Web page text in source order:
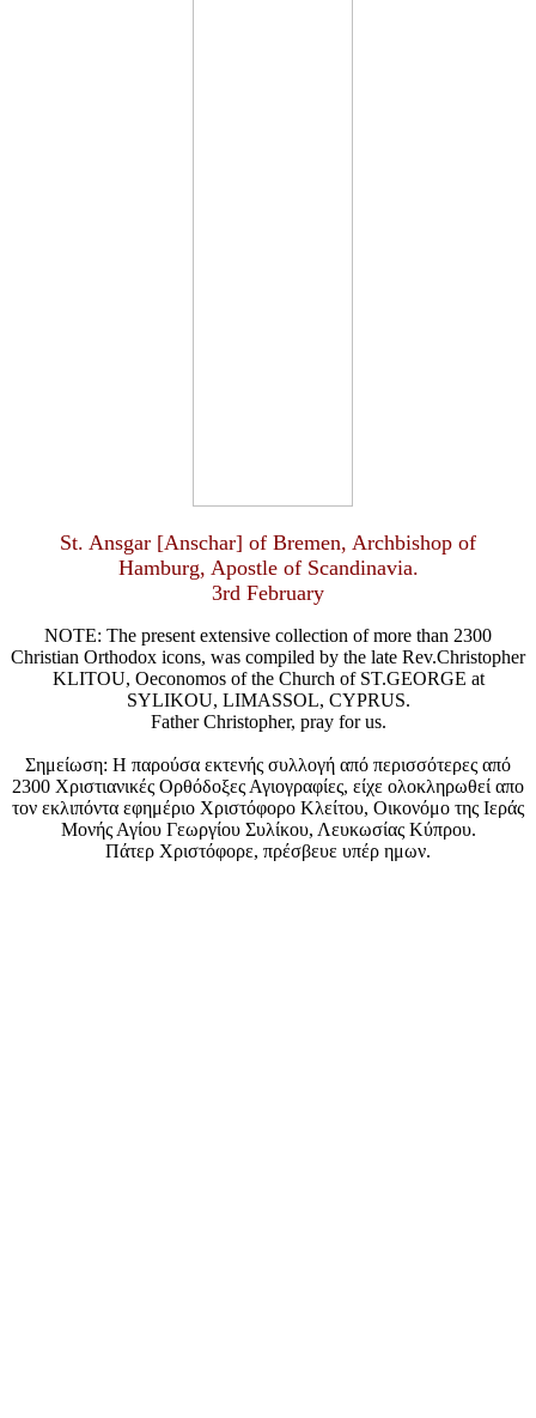
St. Ansgar [Anschar] of Bremen, Archbishop of
Hamburg, Apostle of Scandinavia.
3rd February
NOTE: The present extensive collection of more than 2300
Christian Orthodox icons, was compiled by the late Rev.Christopher
KLITOU, Oeconomos of the Church of ST.GEORGE at
SYLIKOU, LIMASSOL, CYPRUS.
Father Christopher, pray for us.
Σημείωση: Η παρούσα εκτενής συλλογή από περισσότερες από
2300 Χριστιανικές Ορθόδοξες Αγιογραφίες, είχε ολοκληρωθεί απο
τον εκλιπόντα εφημέριο Χριστόφορο Κλείτου, Οικονόμο της Ιεράς
Μονής Αγίου Γεωργίου Συλίκου, Λευκωσίας Κύπρου.
Πάτερ Χριστόφορε, πρέσβευε υπέρ ημων.